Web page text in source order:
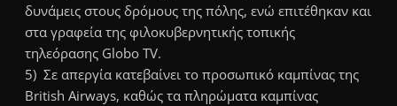
δυνάμεις στους δρόμους της πόλης, ενώ επιτέθηκαν και
στα γραφεία της φιλοκυβερνητικής τοπικής
τηλεόρασης Globo TV.
5) Σε απεργία κατεβαίνει το προσωπικό καμπίνας της
British Airways, καθώς τα πληρώματα καμπίνας